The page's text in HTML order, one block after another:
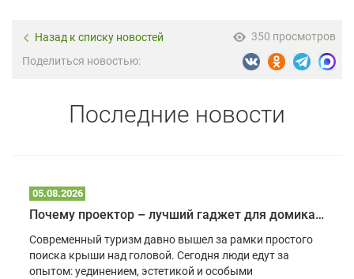
Назад к списку новостей
350 просмотров
Поделиться новостью:
Последние новости
05.08.2026
Почему проектор – лучший гаджет для домика в глэмпинге
Современный туризм давно вышел за рамки простого
поиска крыши над головой. Сегодня люди едут за
опытом: уединением, эстетикой и особыми